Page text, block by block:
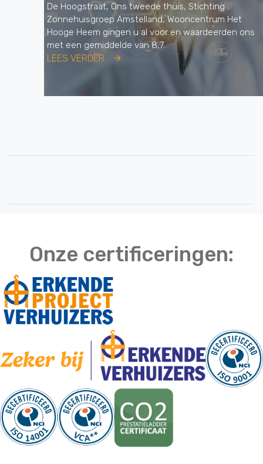
De Hoogstraat, Ons tweede thuis, Stichting
Zonnehuisgroep Amstelland, Wooncentrum Het
Hooge Heem gingen u al voor en waardeerden ons
met een gemiddelde van 8,7.
LEES VERDER
Onze certificeringen: